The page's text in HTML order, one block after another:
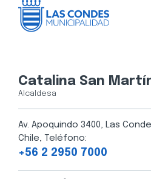
Catalina San
Alcaldesa
Av. Apoquindo 3400, Las
Chile, Teléfono:
+56 2 2950 7000